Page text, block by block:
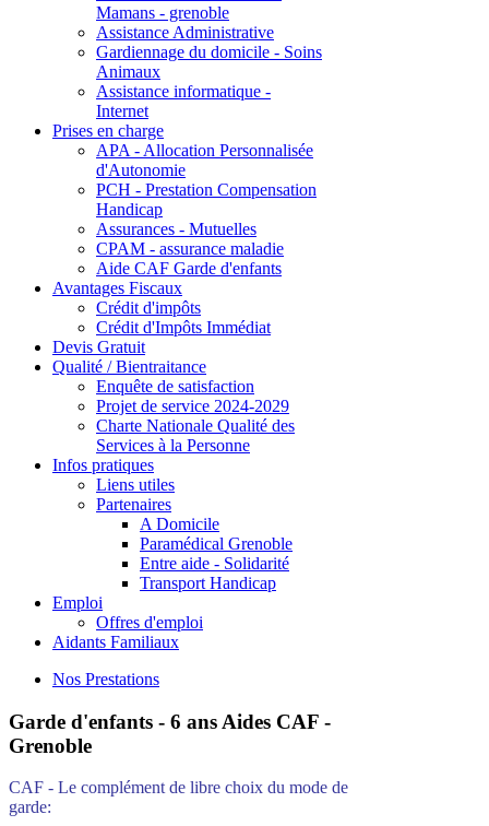
Mamans - grenoble
Assistance Administrative
Gardiennage du domicile - Soins
Animaux
Assistance informatique -
Internet
Prises en charge
APA - Allocation Personnalisée
d'Autonomie
PCH - Prestation Compensation
Handicap
Assurances - Mutuelles
CPAM - assurance maladie
Aide CAF Garde d'enfants
Avantages Fiscaux
Crédit d'impôts
Crédit d'Impôts Immédiat
Devis Gratuit
Qualité / Bientraitance
Enquête de satisfaction
Projet de service 2024-2029
Charte Nationale Qualité des
Services à la Personne
Infos pratiques
Liens utiles
Partenaires
A Domicile
Paramédical Grenoble
Entre aide - Solidarité
Transport Handicap
Emploi
Offres d'emploi
Aidants Familiaux
Nos Prestations
Garde d'enfants - 6 ans Aides CAF -
Grenoble
CAF - Le complément de libre choix du mode de
garde: